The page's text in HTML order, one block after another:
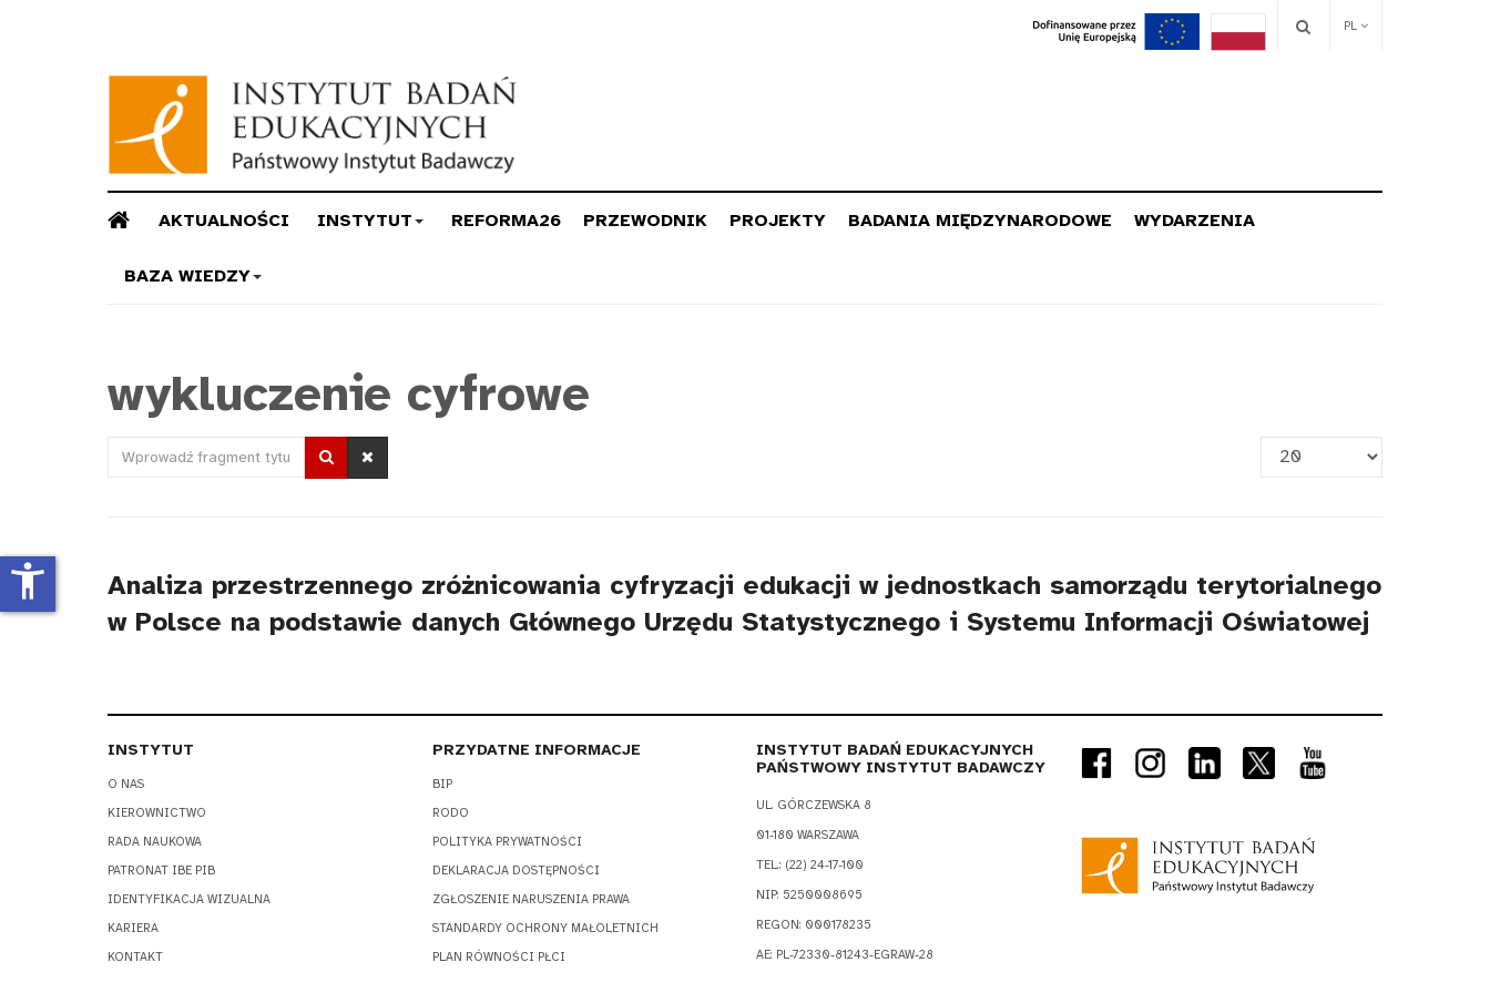
PL
AKTUALNOŚCI INSTYTUT REFORMA26 PRZEWODNIK PROJEKTY BADANIA MIĘDZYNARODOWE WYDARZENIA
BAZA WIEDZY
wykluczenie cyfrowe
Wprowadź
Pokaż
Analiza przestrzennego zróżnicowania cyfryzacji edukacji w jednostkach samorządu terytorialnego
w Polsce na podstawie danych Głównego Urzędu Statystycznego i Systemu Informacji Oświatowej
INSTYTUT
O NAS
KIEROWNICTWO
RADA NAUKOWA
PATRONAT IBE PIB
IDENTYFIKACJA WIZUALNA
KARIERA
KONTAKT
PRZYDATNE INFORMACJE
BIP
RODO
POLITYKA PRYWATNOŚCI
DEKLARACJA DOSTĘPNOŚCI
ZGŁOSZENIE NARUSZENIA PRAWA
STANDARDY OCHRONY MAŁOLETNICH
PLAN RÓWNOŚCI PŁCI
INSTYTUT BADAŃ EDUKACYJNYCH
PAŃSTWOWY INSTYTUT BADAWCZY
UL. GÓRCZEWSKA 8
01-180 WARSZAWA
TEL.: (22) 24-17-100
NIP: 5250008695
REGON: 000178235
AE: PL-72330-81243-EGRAW-28
accessibility_new